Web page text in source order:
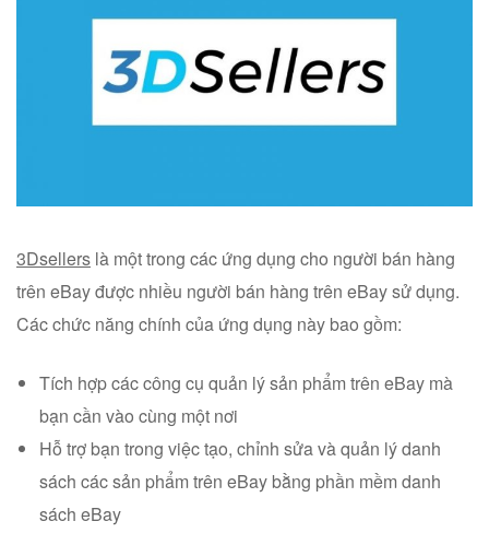
3Dsellers là một trong các ứng dụng cho người bán hàng
trên eBay được nhiều người bán hàng trên eBay sử dụng.
Các chức năng chính của ứng dụng này bao gồm:
Tích hợp các công cụ quản lý sản phẩm trên eBay mà
bạn cần vào cùng một nơi
Hỗ trợ bạn trong việc tạo, chỉnh sửa và quản lý danh
sách các sản phẩm trên eBay bằng phần mềm danh
sách eBay